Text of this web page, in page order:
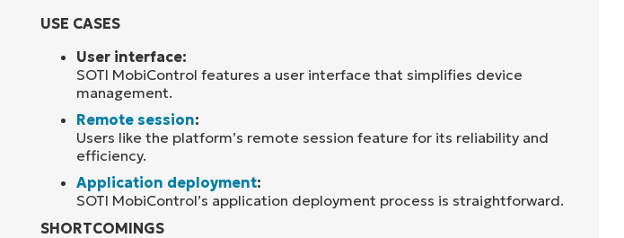
USE CASES
User interface:
SOTI MobiControl features a user interface that simplifies device
management.
Remote session:
Users like the platform’s remote session feature for its reliability and
efficiency.
Application deployment:
SOTI MobiControl’s application deployment process is straightforward.
SHORTCOMINGS